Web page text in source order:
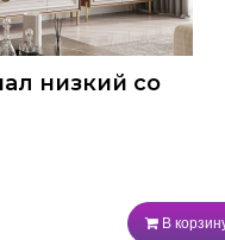
низкий со
В